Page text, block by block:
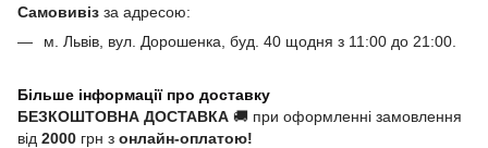
Самовивіз за адресою:
м. Львів, вул. Дорошенка, буд. 40 щодня з 11:00 до 21:00.
Більше інформації про доставку
БЕЗКОШТОВНА ДОСТАВКА 🚚 при оформленні замовлення
від 2000 грн з онлайн-оплатою!